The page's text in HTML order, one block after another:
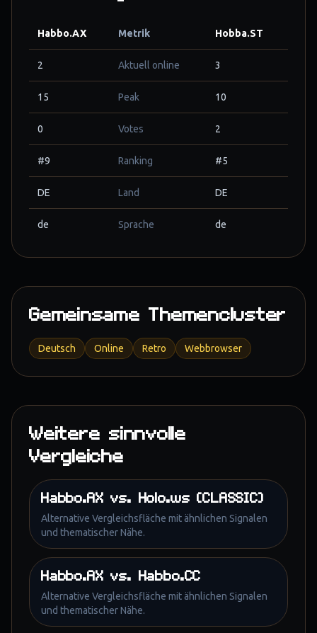
Habbo.AX Metrik Hobba.ST
2 Aktuell online 3
15 Peak 10
0 Votes 2
#9 Ranking #5
DE Land DE
de Sprache de
Gemeinsame Themencluster
Deutsch Online Retro Webbrowser
Weitere sinnvolle
Vergleiche
Habbo.AX vs. Holo.ws (CLASSIC)
Alternative Vergleichsfläche mit ähnlichen Signalen
und thematischer Nähe.
Habbo.AX vs. Habbo.CC
Alternative Vergleichsfläche mit ähnlichen Signalen
und thematischer Nähe.